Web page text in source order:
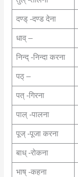
दण्ड् -दण्ड देना
धाव् –
निन्द् -निन्दा करना
पठ् –
पत् -गिरना
पाल् -पालना
पूज् -पूजा करना
बाध् -रोकना
भाष् -कहना